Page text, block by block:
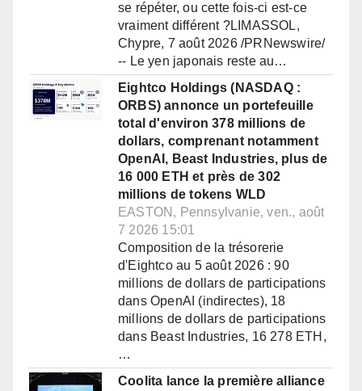
se répéter, ou cette fois-ci est-ce
vraiment différent ?LIMASSOL,
Chypre, 7 août 2026 /PRNewswire/
-- Le yen japonais reste au…
Eightco Holdings (NASDAQ :
ORBS) annonce un portefeuille
total d'environ 378 millions de
dollars, comprenant notamment
OpenAI, Beast Industries, plus de
16 000 ETH et près de 302
millions de tokens WLD
EASTON, Pennsylvanie, ven., août
7 2026 15:01
Composition de la trésorerie
d'Eightco au 5 août 2026 : 90
millions de dollars de participations
dans OpenAI (indirectes), 18
millions de dollars de participations
dans Beast Industries, 16 278 ETH,
…
Coolita lance la première alliance